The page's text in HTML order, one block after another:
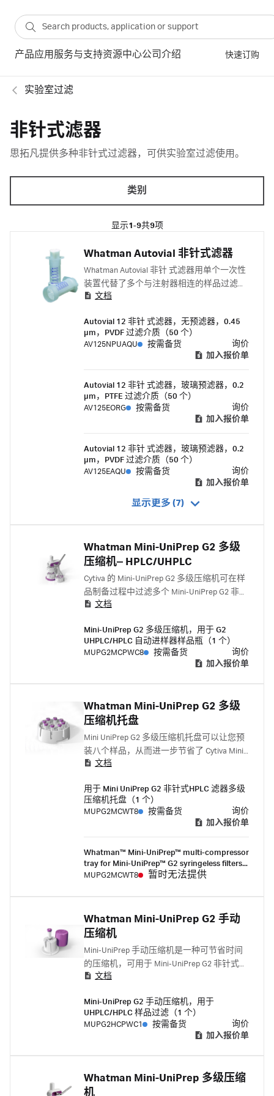
产品应用 服务与支持资源中心公司介绍 快速订购
实验室过滤
非针式滤器
思拓凡提供多种非针式过滤器，可供实验室过滤使用。
类别
显示1-9共9项
Whatman Autovial 非针式滤器
Whatman Autovial 非针 式滤器用单个一次性
装置代替了多个与注射器相连的样品过滤装
置。文档
Autovial 12 非针 式滤器，无预滤器，0.45
µm，PVDF 过滤介质（50 个）
AV125NPUAQU
按需备货
询价
加入报价单
Autovial 12 非针 式滤器，玻璃预滤器，0.2
µm，PTFE 过滤介质（50 个）
AV125EORG
按需备货
询价
加入报价单
Autovial 12 非针 式滤器，玻璃预滤器，0.2
µm，PVDF 过滤介质（50 个）
AV125EAQU
按需备货
询价
加入报价单
显示更多 (7)
Whatman Mini-UniPrep G2 多级
压缩机‒ HPLC/UHPLC
Cytiva 的 Mini-UniPrep G2 多级压缩机可在样
品制备过程中过滤多个 Mini-UniPrep G2 非针
式滤器样品瓶，以节省时间并减少手部压
文档
Mini-UniPrep G2 多级压缩机，用于 G2
UHPLC/HPLC 自动进样器样品瓶（1 个）
MUPG2MCPWC8
按需备货
询价
加入报价单
Whatman Mini-UniPrep G2 多级
压缩机托盘
Mini UniPrep G2 多级压缩机托盘可以让您预
装八个样品，从而进一步节省了 Cytiva Mini-
UniPrep G2 非针式过滤系列的时间。
文档
用于 Mini UniPrep G2 非针式HPLC 滤器多级
压缩机托盘（1 个）
MUPG2MCWT8
按需备货
询价
加入报价单
Whatman™ Mini-UniPrep™ multi-compressor
tray for Mini-UniPrep™ G2 syringeless filters
(1/Pk)
MUPG2MCWT8 暂时无法提供
Whatman Mini-UniPrep G2 手动
压缩机
Mini-UniPrep 手动压缩机是一种可节省时间
的压缩机，可用于 Mini-UniPrep G2 非针式滤
器，这种滤器是一种快速、经济的非针式滤
文档
Mini-UniPrep G2 手动压缩机，用于
UHPLC/HPLC 样品过滤（1 个）
MUPG2HCPWC1
按需备货
询价
加入报价单
Whatman Mini-UniPrep 多级压缩
机